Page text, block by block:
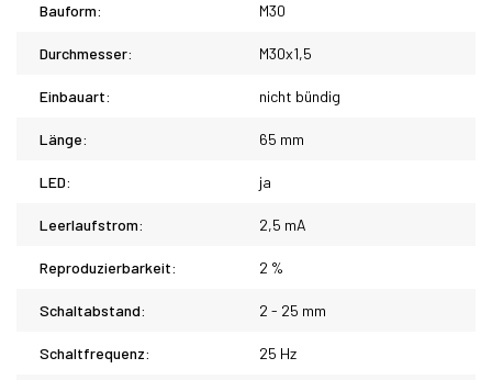
Bauform: M30
Durchmesser: M30x1,5
Einbauart: nicht bündig
Länge: 65 mm
LED: ja
Leerlaufstrom: 2,5 mA
Reproduzierbarkeit: 2 %
Schaltabstand: 2 - 25 mm
Schaltfrequenz: 25 Hz